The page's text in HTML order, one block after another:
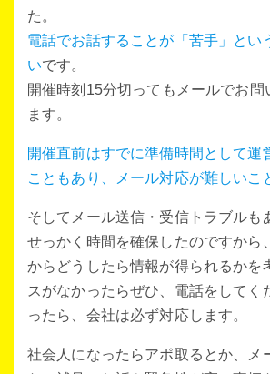
た。
電話でお話することが「苦手」とい
いです。
開催時刻15分切ってもメールでお問
ます。
開催直前はすでに準備時間として運
こともあり、メール対応が難しいこ
そしてメール送信・受信トラブルも
せっかく時間を確保したのですから
からどうしたら情報が得られるかを
スがなかったらぜひ、電話をしてく
ったら、会社は必ず対応します。
社会人になったらアポ取るとか、メ